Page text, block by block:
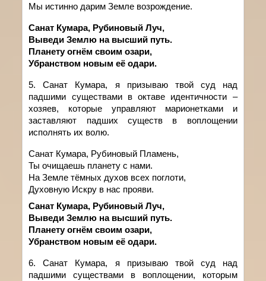
Мы истинно дарим Земле возрождение.
Санат Кумара, Рубиновый Луч,
Выведи Землю на высший путь.
Планету огнём своим озари,
Убранством новым её одари.
5. Санат Кумара, я призываю твой
суд над
падшими существами в октаве идентичности –
хозяев, которые управляют марионетками и
заставляют падших существ в воплощении
исполнять их волю.
Санат Кумара, Рубиновый Пламень,
Ты очищаешь планету с нами.
На Земле тёмных духов всех поглоти,
Духовную Искру в нас прояви.
Санат Кумара, Рубиновый Луч,
Выведи Землю на высший путь.
Планету огнём своим озари,
Убранством новым её одари.
6. Санат Кумара, я призываю
твой суд над
падшими существами в воплощении, которым